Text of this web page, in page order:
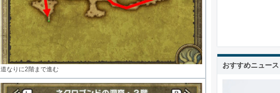
道なりに2階まで進む おすすめニュース